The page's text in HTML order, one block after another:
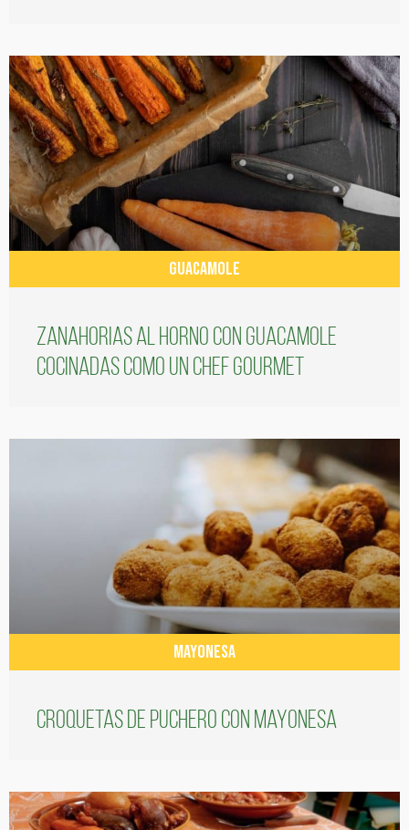
GUACAMOLE
Zanahorias al horno con guacamole
cocinadas como un chef gourmet
MAYONESA
Croquetas de puchero con Mayonesa